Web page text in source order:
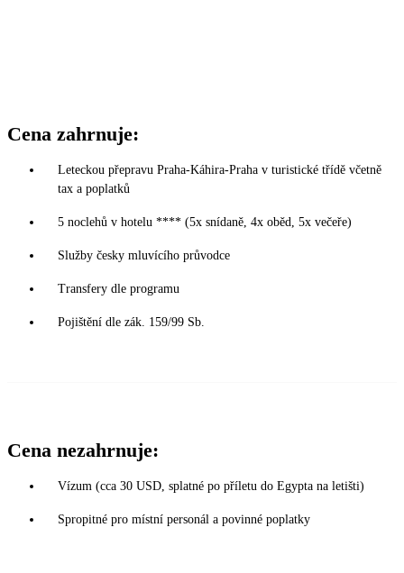
Cena zahrnuje:
Leteckou přepravu Praha-Káhira-Praha v turistické třídě včetně
tax a poplatků
5 noclehů v hotelu **** (5x snídaně, 4x oběd, 5x večeře)
Služby česky mluvícího průvodce
Transfery dle programu
Pojištění dle zák. 159/99 Sb.
Cena nezahrnuje:
Vízum (cca 30 USD, splatné po příletu do Egypta na letišti)
Spropitné pro místní personál a povinné poplatky